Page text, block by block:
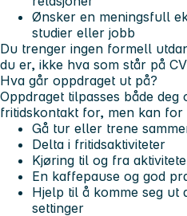
Ønsker en meningsfull
studier eller jobb
Du trenger ingen formell
du er, ikke hva som står på
Hva går oppdraget ut på?
Oppdraget tilpasses både
fritidskontakt for, men kan
Gå tur eller trene
Delta i fritidsaktiviteter
Kjøring til og fra
En kaffepause og god
Hjelp til å komme seg ut
settinger